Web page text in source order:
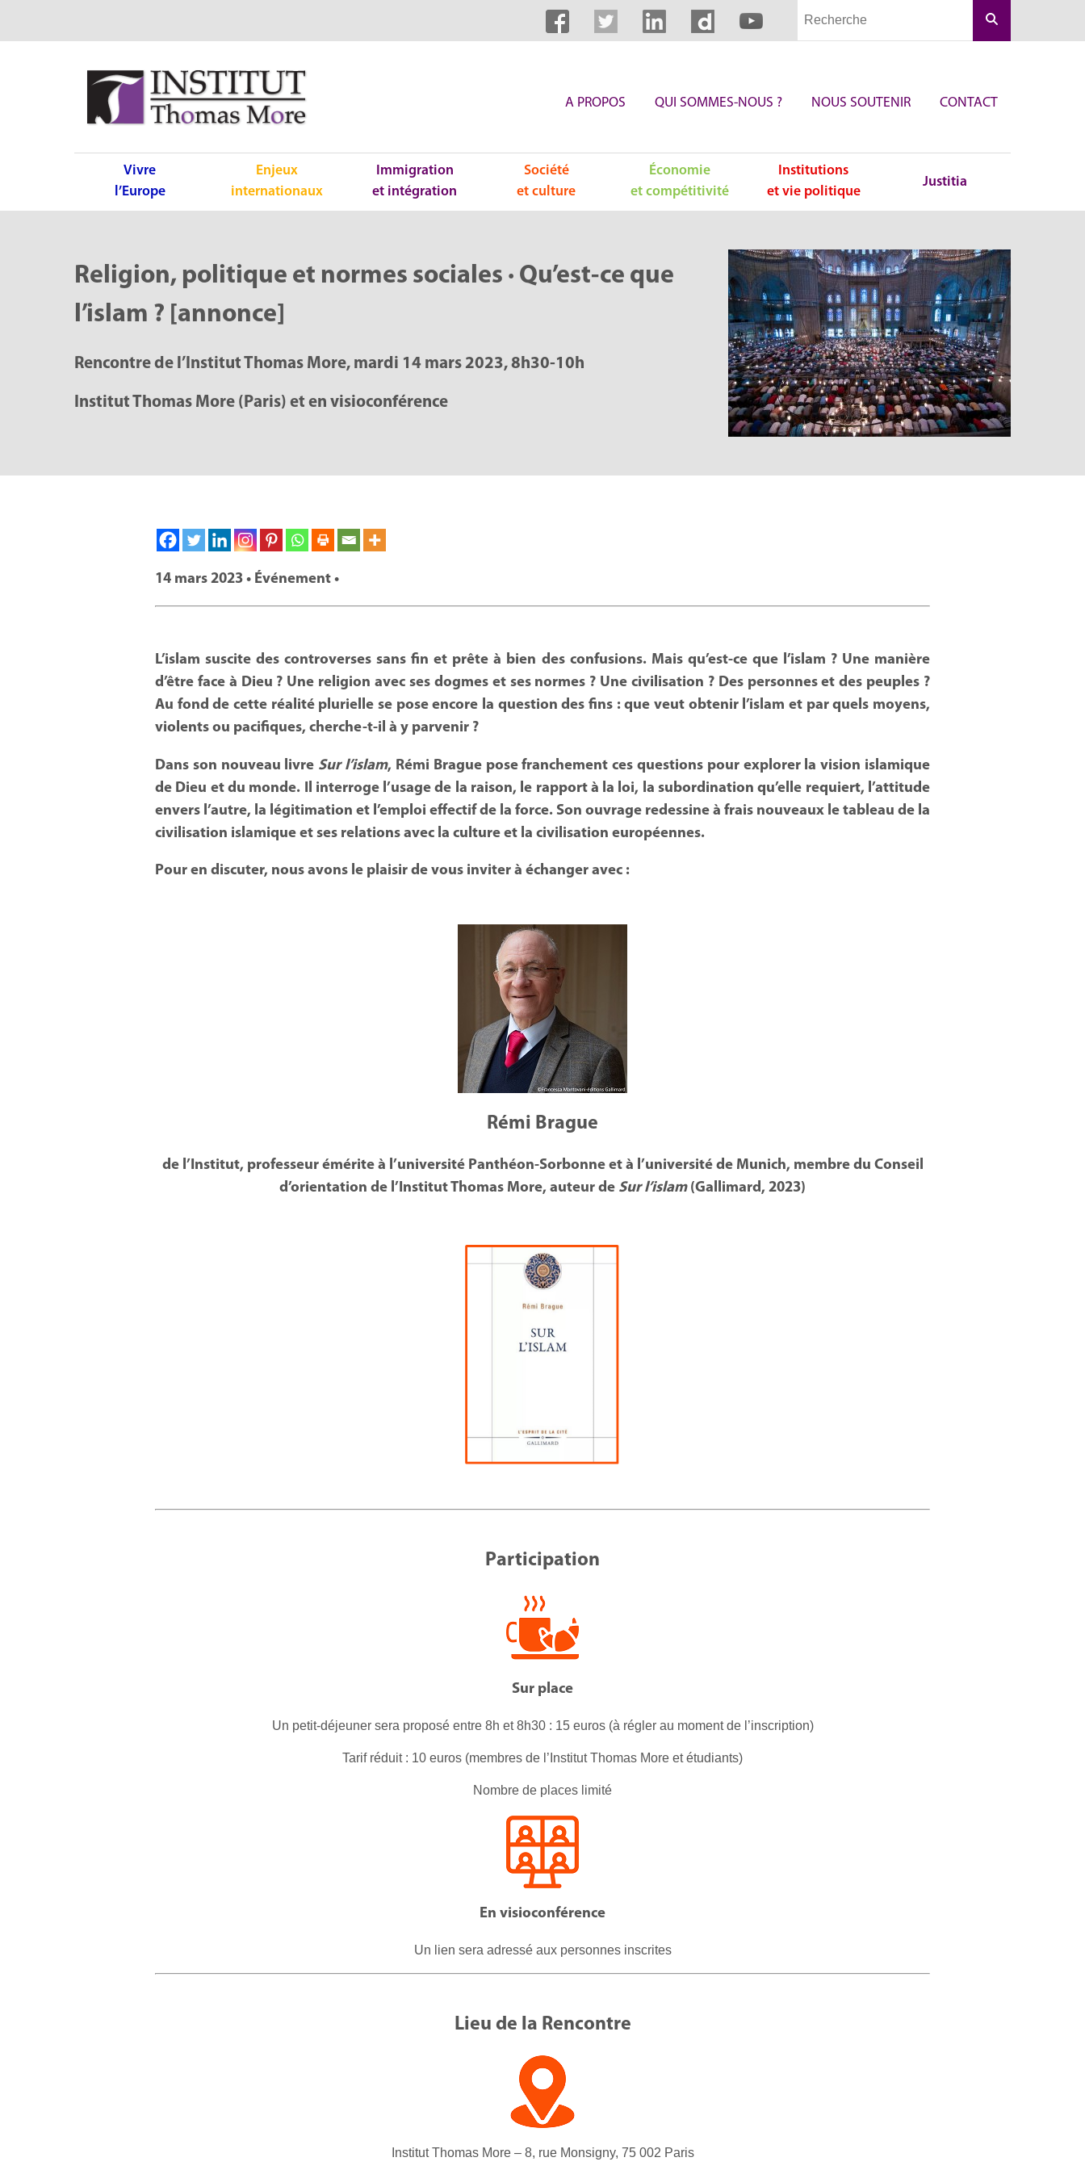
A PROPOS QUI SOMMES-NOUS ? NOUS SOUTENIR CONTACT
Vivre
l’Europe
Enjeux
internationaux
Immigration
et intégration
Société
et culture
Économie
et compétitivité
Institutions
et vie politique
Justitia
Religion, politique et normes sociales · Qu’est-ce que
l’islam ? [annonce]
Rencontre de l’Institut Thomas More, mardi 14 mars 2023, 8h30-10h
Institut Thomas More (Paris) et en visioconférence
14 mars 2023 • Événement •
L’islam suscite des controverses sans fin et prête à bien des confusions. Mais qu’est-ce que l’islam ? Une manière
d’être face à Dieu ? Une religion avec ses dogmes et ses normes ? Une civilisation ? Des personnes et des peuples ?
Au fond de cette réalité plurielle se pose encore la question des fins : que veut obtenir l’islam et par quels moyens,
violents ou pacifiques, cherche-t-il à y parvenir ?
Dans son nouveau livre Sur l’islam, Rémi Brague pose franchement ces questions pour explorer la vision islamique
de Dieu et du monde. Il interroge l’usage de la raison, le rapport à la loi, la subordination qu’elle requiert, l’attitude
envers l’autre, la légitimation et l’emploi effectif de la force. Son ouvrage redessine à frais nouveaux le tableau de la
civilisation islamique et ses relations avec la culture et la civilisation européennes.
Pour en discuter, nous avons le plaisir de vous inviter à échanger avec :
Rémi Brague
de l’Institut, professeur émérite à l’université Panthéon-Sorbonne et à l’université de Munich, membre du Conseil
d’orientation de l’Institut Thomas More, auteur de Sur l’islam(Gallimard, 2023)
Participation
Sur place
Un petit-déjeuner sera proposé entre 8h et 8h30 : 15 euros (à régler au moment de l’inscription)
Tarif réduit : 10 euros (membres de l’Institut Thomas More et étudiants)
Nombre de places limité
En visioconférence
Un lien sera adressé aux personnes inscrites
Lieu de la Rencontre
Institut Thomas More – 8, rue Monsigny, 75 002 Paris